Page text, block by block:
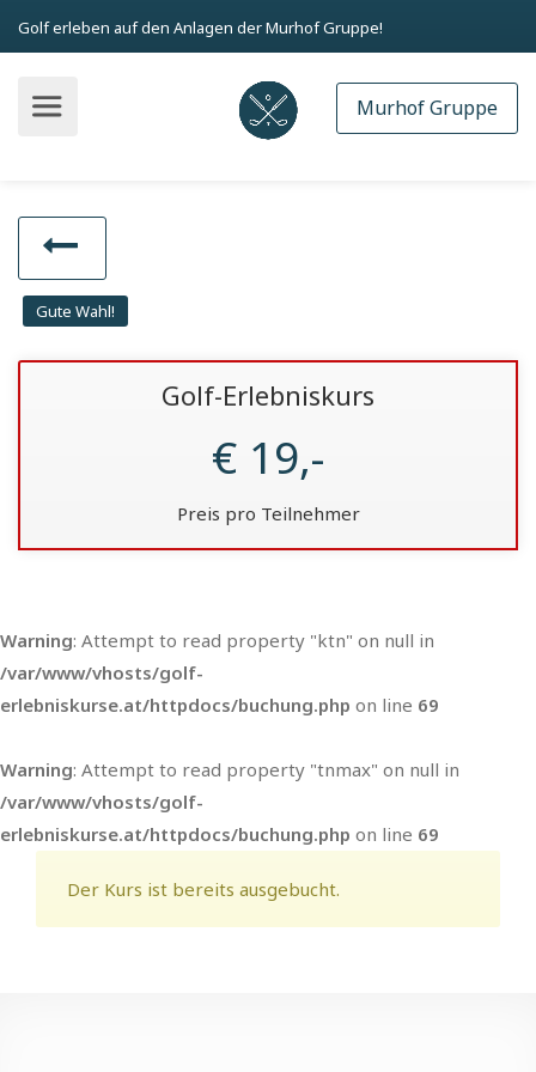
Golf erleben auf den Anlagen der Murhof Gruppe!
Murhof Gruppe
Gute Wahl!
Golf-Erlebniskurs
€ 19,-
Preis pro Teilnehmer
Warning: Attempt to read property "ktn" on null in
/var/www/vhosts/golf-
erlebniskurse.at/httpdocs/buchung.php on line 69
Warning: Attempt to read property "tnmax" on null in
/var/www/vhosts/golf-
erlebniskurse.at/httpdocs/buchung.php on line 69
Der Kurs ist bereits ausgebucht.